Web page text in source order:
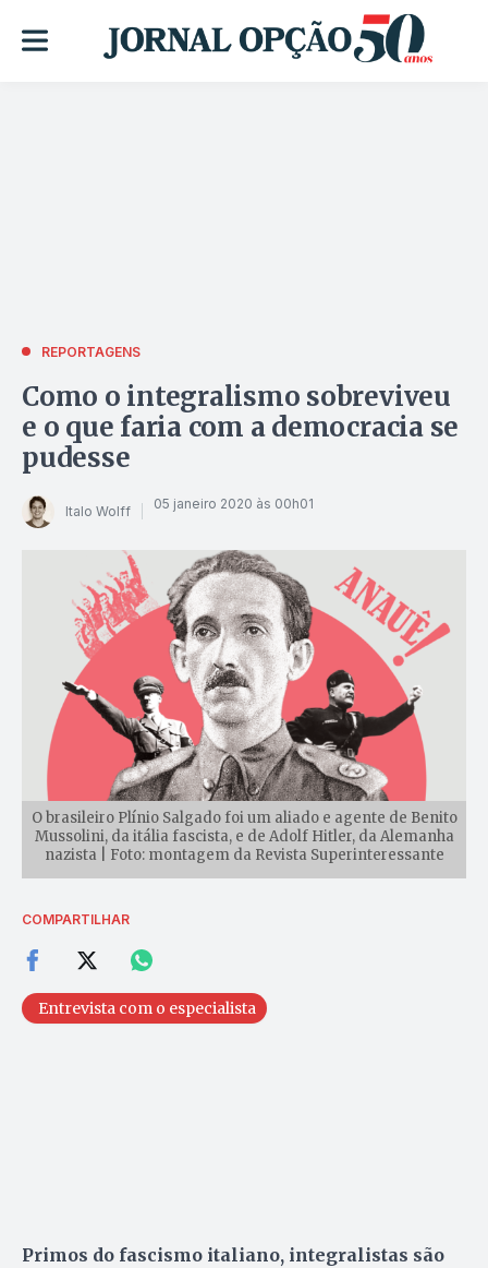
REPORTAGENS
Como o integralismo sobreviveu
e o que faria com a democracia se
pudesse
Italo Wolff 05 janeiro 2020 às 00h01
O brasileiro Plínio Salgado foi um aliado e agente de Benito
Mussolini, da itália fascista, e de Adolf Hitler, da Alemanha
nazista | Foto: montagem da Revista Superinteressante
COMPARTILHAR
Entrevista com o especialista
Primos do fascismo italiano, integralistas são